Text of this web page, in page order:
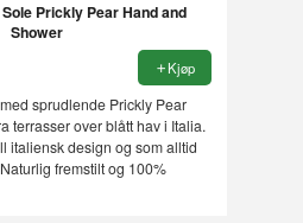
Prickly Pear Hand and
Shower
Kjøp
sprudlende Prickly Pear
terrasser over blått hav i Italia.
italiensk design og som alltid
fremstilt og 100%